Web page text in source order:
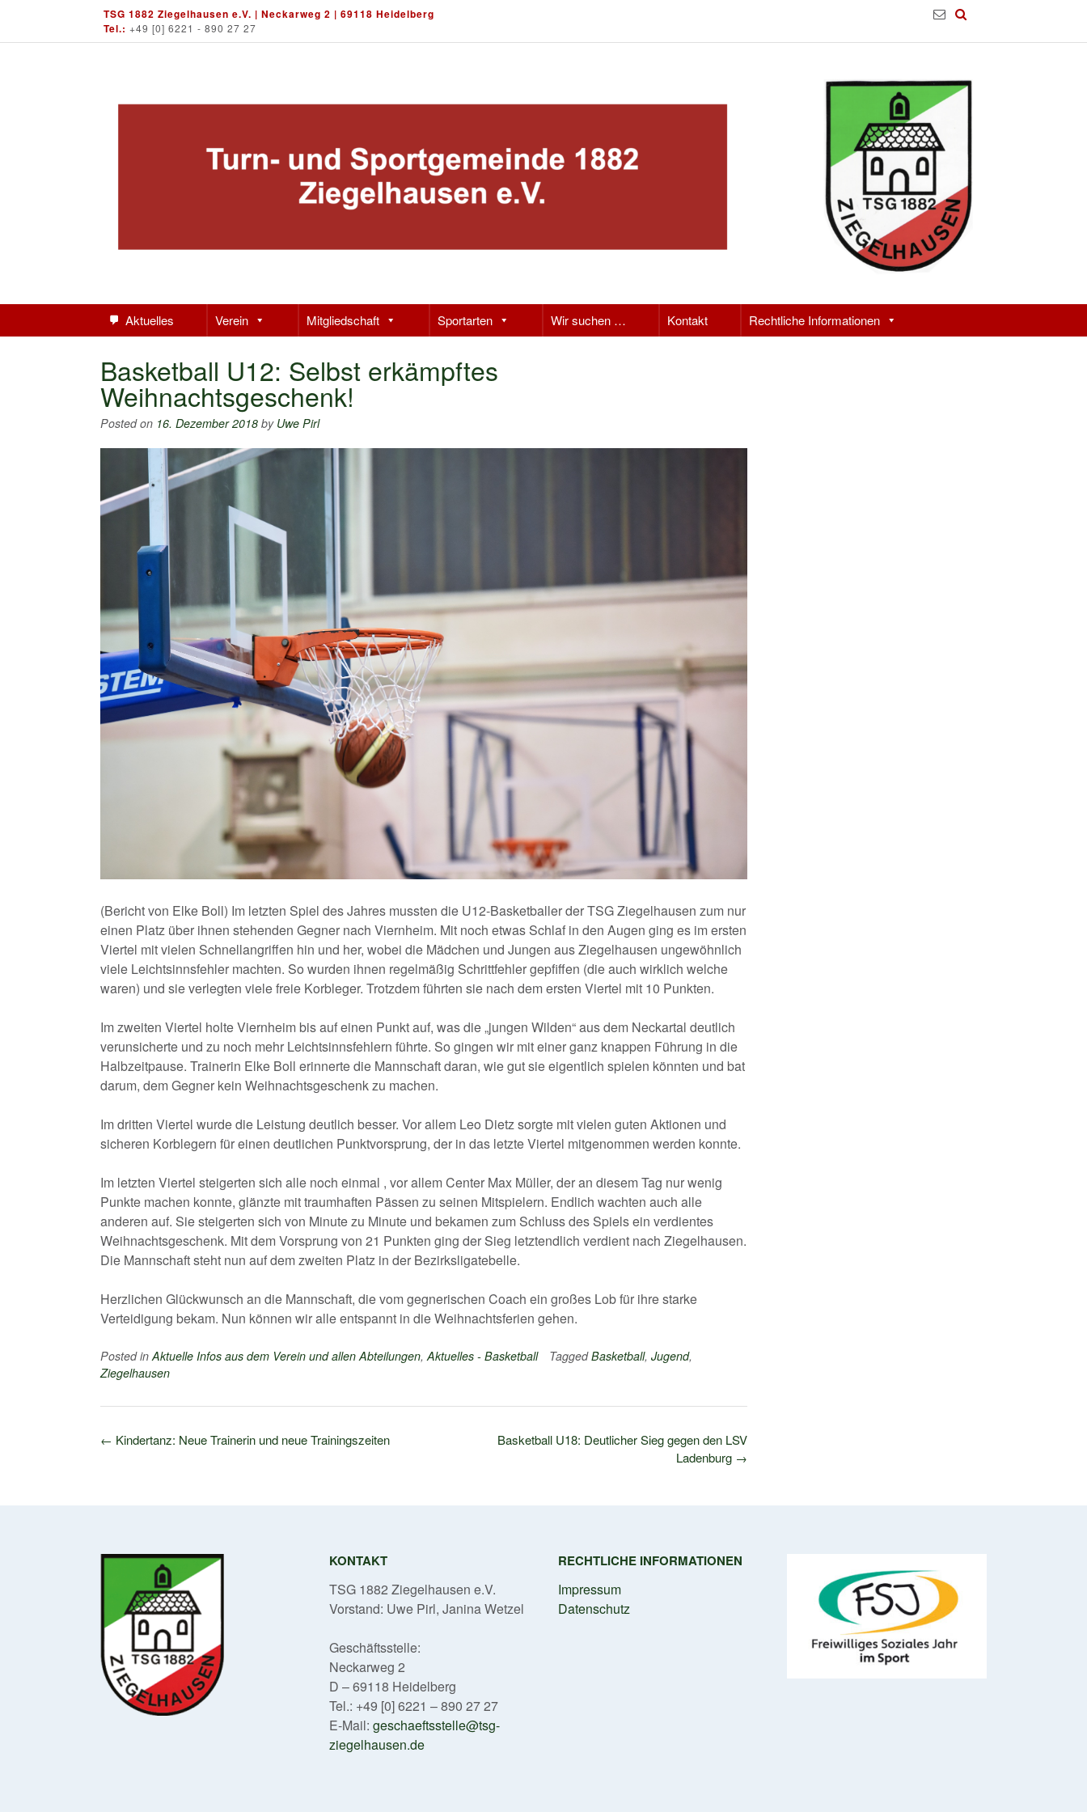
content
TSG 1882 Ziegelhausen e.V. | Neckarweg 2 | 69118 Heidelberg
Tel.: +49 [0] 6221 - 890 27 27
Aktuelles Verein Mitgliedschaft Sportarten Wir suchen … Kontakt Rechtliche Informationen
Basketball U12: Selbst erkämpftes
Weihnachtsgeschenk!
Posted on 16. Dezember 2018 by Uwe Pirl
(Bericht von Elke Boll) Im letzten Spiel des Jahres mussten die U12-Basketballer der TSG Ziegelhausen zum nur
einen Platz über ihnen stehenden Gegner nach Viernheim. Mit noch etwas Schlaf in den Augen ging es im ersten
Viertel mit vielen Schnellangriffen hin und her, wobei die Mädchen und Jungen aus Ziegelhausen ungewöhnlich
viele Leichtsinnsfehler machten. So wurden ihnen regelmäßig Schrittfehler gepfiffen (die auch wirklich welche
waren) und sie verlegten viele freie Korbleger. Trotzdem führten sie nach dem ersten Viertel mit 10 Punkten.
Im zweiten Viertel holte Viernheim bis auf einen Punkt auf, was die „jungen Wilden“ aus dem Neckartal deutlich
verunsicherte und zu noch mehr Leichtsinnsfehlern führte. So gingen wir mit einer ganz knappen Führung in die
Halbzeitpause. Trainerin Elke Boll erinnerte die Mannschaft daran, wie gut sie eigentlich spielen könnten und bat
darum, dem Gegner kein Weihnachtsgeschenk zu machen.
Im dritten Viertel wurde die Leistung deutlich besser. Vor allem Leo Dietz sorgte mit vielen guten Aktionen und
sicheren Korblegern für einen deutlichen Punktvorsprung, der in das letzte Viertel mitgenommen werden konnte.
Im letzten Viertel steigerten sich alle noch einmal , vor allem Center Max Müller, der an diesem Tag nur wenig
Punkte machen konnte, glänzte mit traumhaften Pässen zu seinen Mitspielern. Endlich wachten auch alle
anderen auf. Sie steigerten sich von Minute zu Minute und bekamen zum Schluss des Spiels ein verdientes
Weihnachtsgeschenk. Mit dem Vorsprung von 21 Punkten ging der Sieg letztendlich verdient nach Ziegelhausen.
Die Mannschaft steht nun auf dem zweiten Platz in der Bezirksligatebelle.
Herzlichen Glückwunsch an die Mannschaft, die vom gegnerischen Coach ein großes Lob für ihre starke
Verteidigung bekam. Nun können wir alle entspannt in die Weihnachtsferien gehen.
Posted inAktuelle Infos aus dem Verein und allen Abteilungen,Aktuelles - Basketball TaggedBasketball, Jugend,
Ziegelhausen
Post
Basketball U18: Deutlicher Sieg gegen den LSV
Ladenburg →
← Kindertanz: Neue Trainerin und neue Trainingszeiten
KONTAKT
TSG 1882 Ziegelhausen e.V.
Vorstand: Uwe Pirl, Janina Wetzel
Geschäftsstelle:
Neckarweg 2
D – 69118 Heidelberg
Tel.: +49 [0] 6221 – 890 27 27
E-Mail:geschaeftsstelle@tsg-
ziegelhausen.de
RECHTLICHE INFORMATIONEN
Impressum
Datenschutz